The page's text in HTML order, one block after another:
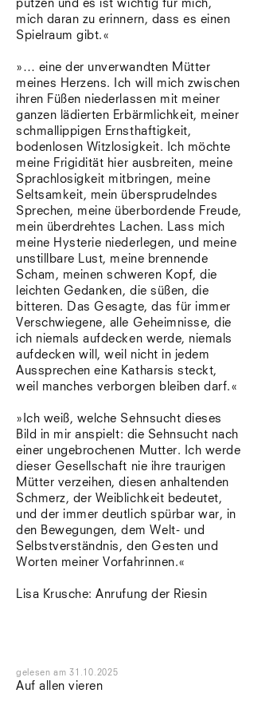
putzen und es ist wichtig für mich,
mich daran zu erinnern, dass es einen
Spielraum gibt.«
»… eine der unverwandten Mütter
meines Herzens. Ich will mich zwischen
ihren Füßen niederlassen mit meiner
ganzen lädierten Erbärmlichkeit, meiner
schmallippigen Ernsthaftigkeit,
bodenlosen Witzlosigkeit. Ich möchte
meine Frigidität hier ausbreiten, meine
Sprachlosigkeit mitbringen, meine
Seltsamkeit, mein übersprudelndes
Sprechen, meine überbordende Freude,
mein überdrehtes Lachen. Lass mich
meine Hysterie niederlegen, und meine
unstillbare Lust, meine brennende
Scham, meinen schweren Kopf, die
leichten Gedanken, die süßen, die
bitteren. Das Gesagte, das für immer
Verschwiegene, alle Geheimnisse, die
ich niemals aufdecken werde, niemals
aufdecken will, weil nicht in jedem
Aussprechen eine Katharsis steckt,
weil manches verborgen bleiben darf.«
»Ich weiß, welche Sehnsucht dieses
Bild in mir anspielt: die Sehnsucht nach
einer ungebrochenen Mutter. Ich werde
dieser Gesellschaft nie ihre traurigen
Mütter verzeihen, diesen anhaltenden
Schmerz, der Weiblichkeit bedeutet,
und der immer deutlich spürbar war, in
den Bewegungen, dem Welt- und
Selbstverständnis, den Gesten und
Worten meiner Vorfahrinnen.«
Lisa Krusche: Anrufung der Riesin
Auf allen vieren
gelesen am31.10.2025